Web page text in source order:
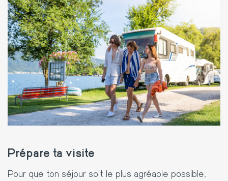
Prépare ta visite
Pour que ton séjour soit le plus agréable possible,